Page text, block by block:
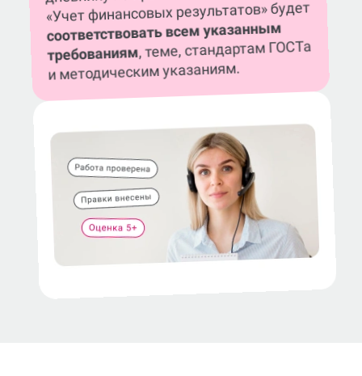
«Учет финансовых результатов» будет
соответствовать всем указанным
требованиям, теме, стандартам ГОСТа
и методическим указаниям.